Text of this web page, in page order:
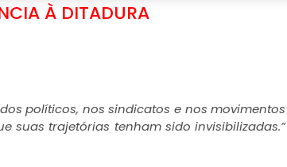
À DITADURA
políticos, nos sindicatos e nos movimentos
suas trajetórias tenham sido invisibilizadas.”